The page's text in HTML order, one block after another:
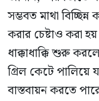
সম্ভবত মাথা
করার চেষ্টাও করা
ধাক্কাধাক্কি শুরু
গ্রিল কেটে পালিয়ে
বাস্তবায়ন করতে